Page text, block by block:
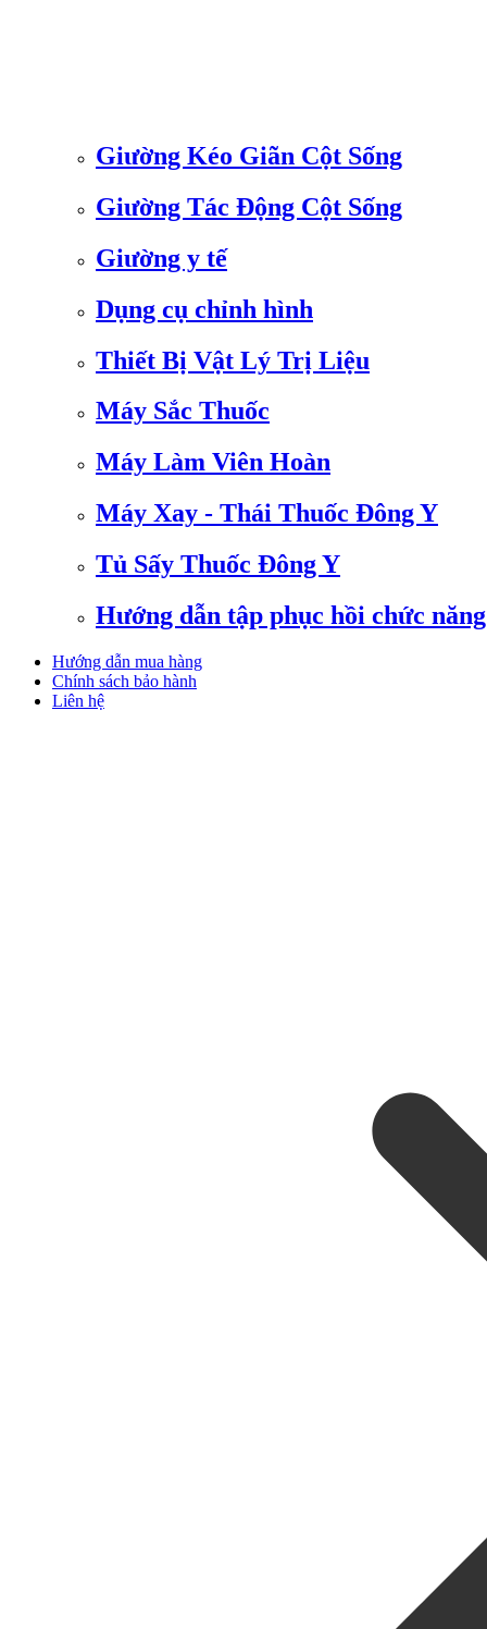
Giường Kéo Giãn Cột Sống
Giường Tác Động Cột Sống
Giường y tế
Dụng cụ chỉnh hình
Thiết Bị Vật Lý Trị Liệu
Máy Sắc Thuốc
Máy Làm Viên Hoàn
Máy Xay - Thái Thuốc Đông Y
Tủ Sấy Thuốc Đông Y
Hướng dẫn tập phục hồi chức năng
Hướng dẫn mua hàng
Chính sách bảo hành
Liên hệ